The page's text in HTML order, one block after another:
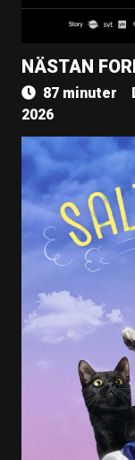
NÄSTAN
87 minuter
2026